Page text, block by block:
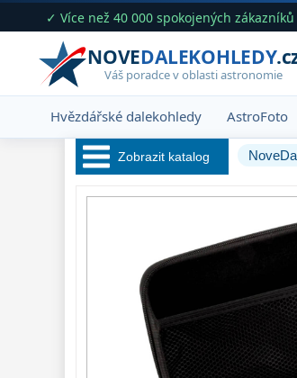
✓ Více než 40 000 spokojených zákazníků
NOVEDALEKOHLEDY
Váš poradce v oblasti astronomie
Hvězdářské dalekohledy AstroFoto
Zobrazit katalog
183
Barlow čočky
Hledáčky 28
Příslušenství 54